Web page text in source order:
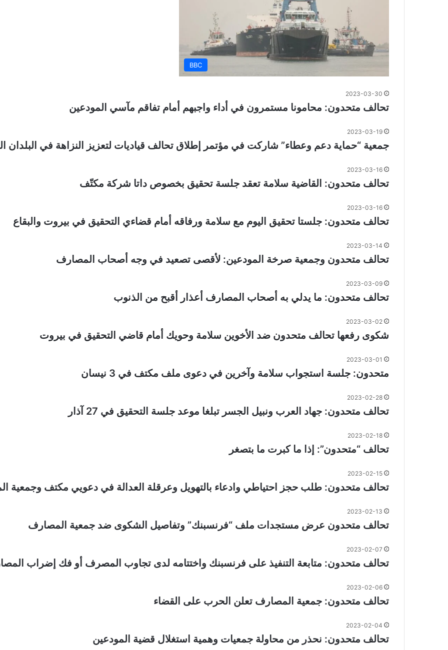
BBC
2023-03-30
تحالف متحدون: محامونا مستمرون في أداء واجبهم أمام تفاقم مآسي المودعين
2023-03-19
جمعية “حماية دعم وعطاء” شاركت في مؤتمر إطلاق تحالف قياديات لتعزيز النزاهة في البلدان
2023-03-16
تحالف متحدون: القاضية سلامة تعقد جلسة تحقيق بخصوص داتا شركة مكتّف
2023-03-16
تحالف متحدون: جلستا تحقيق اليوم مع سلامة ورفاقه أمام قضاءي التحقيق في بيروت والبقاع
2023-03-14
تحالف متحدون وجمعية صرخة المودعين: لأقصى تصعيد في وجه أصحاب المصارف
2023-03-09
تحالف متحدون: ما يدلي به أصحاب المصارف أعذار أقبح من الذنوب
2023-03-02
شكوى رفعها تحالف متحدون ضد الأخوين سلامة وحويك أمام قاضي التحقيق في بيروت
2023-03-01
متحدون: جلسة استجواب سلامة وآخرين في دعوى ملف مكتف في 3 نيسان
2023-02-28
تحالف متحدون: جهاد العرب ونبيل الجسر تبلغا موعد جلسة التحقيق في 27 آذار
2023-02-18
تحالف “متحدون”: إذا ما كبرت ما بتصغر
2023-02-15
تحالف متحدون: طلب حجز احتياطي وادعاء بالتهويل وعرقلة العدالة في دعويي مكتف وجمعية
2023-02-13
تحالف متحدون عرض مستجدات ملف “فرنسبنك” وتفاصيل الشكوى ضد جمعية المصارف
2023-02-07
تحالف متحدون: متابعة التنفيذ على فرنسبنك واختتامه لدى تجاوب المصرف أو فك إضراب
2023-02-06
تحالف متحدون: جمعية المصارف تعلن الحرب على القضاء
2023-02-04
تحالف متحدون: نحذر من محاولة جمعيات وهمية استغلال قضية المودعين